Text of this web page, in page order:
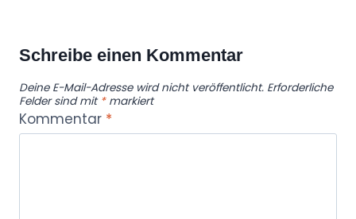
o
s
o
Schreibe einen Kommentar
Deine E-Mail-Adresse wird nicht veröffentlicht. Erforderliche
Felder sind mit *markiert
Kommentar *